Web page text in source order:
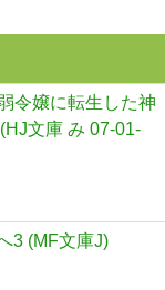
令嬢に転生した神
文庫 み 07-01-
3 (MF文庫J)